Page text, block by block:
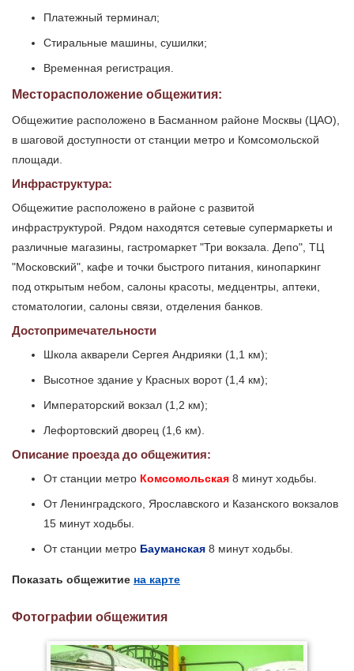
Платежный терминал;
Стиральные машины, сушилки;
Временная регистрация.
Месторасположение общежития:
Общежитие расположено в Басманном районе Москвы (ЦАО),
в шаговой доступности от станции метро и Комсомольской
площади.
Инфраструктура:
Общежитие расположено в районе с развитой
инфраструктурой. Рядом находятся сетевые супермаркеты и
различные магазины, гастромаркет "Три вокзала. Депо", ТЦ
"Московский", кафе и точки быстрого питания, кинопаркинг
под открытым небом, салоны красоты, медцентры, аптеки,
стоматологии, салоны связи, отделения банков.
Достопримечательности
Школа акварели Сергея Андрияки (1,1 км);
Высотное здание у Красных ворот (1,4 км);
Императорский вокзал (1,2 км);
Лефортовский дворец (1,6 км).
Описание проезда до общежития:
От станции метро Комсомольская 8 минут ходьбы.
От Ленинградского, Ярославского и Казанского вокзалов
15 минут ходьбы.
От станции метро Бауманская 8 минут ходьбы.
Показать общежитие на карте
Фотографии общежития